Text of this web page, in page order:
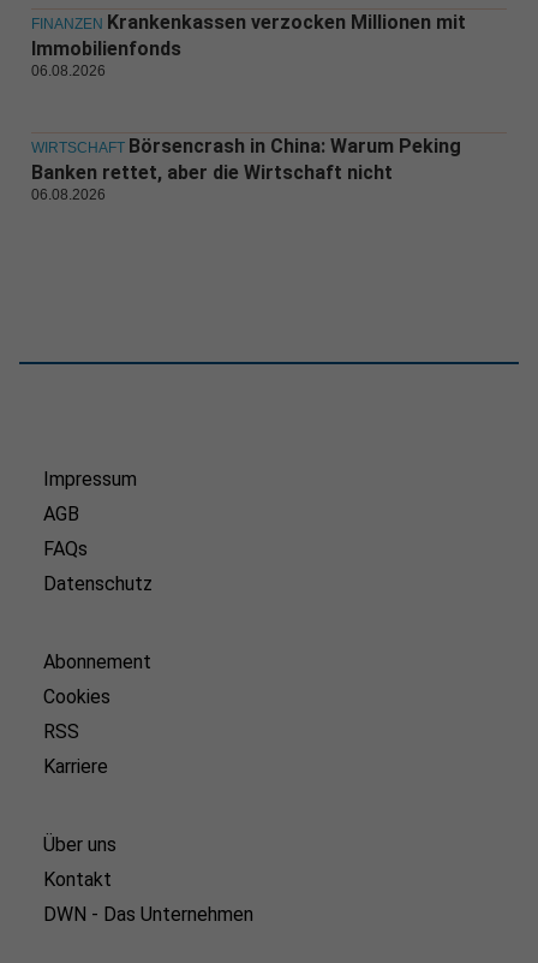
FINANZEN Krankenkassen verzocken Millionen mit
Immobilienfonds
06.08.2026
WIRTSCHAFT Börsencrash in China: Warum Peking
Banken rettet, aber die Wirtschaft nicht
06.08.2026
Impressum
AGB
FAQs
Datenschutz
Abonnement
Cookies
RSS
Karriere
Über uns
Kontakt
DWN - Das Unternehmen